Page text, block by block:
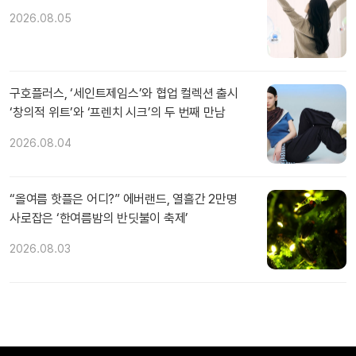
2026.08.05
구호플러스, ‘세인트제임스’와 협업 컬렉션 출시
‘창의적 위트’와 ‘프렌치 시크’의 두 번째 만남
2026.08.04
“올여름 핫플은 어디?” 에버랜드, 열흘간 2만명
사로잡은 ‘한여름밤의 반딧불이 축제’
2026.08.03